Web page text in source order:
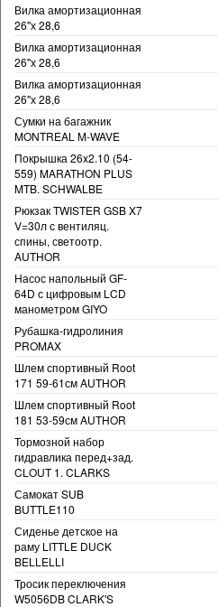
Вилка амортизационная
26"х 28,6
Вилка амортизационная
26"х 28,6
Вилка амортизационная
26"х 28,6
Сумки на багажник
MONTREAL M-WAVE
Покрышка 26x2.10 (54-
559) MARATHON PLUS
MTB. SCHWALBE
Рюкзак TWISTER GSB X7
V=30л с вентиляц.
спины, светоотр.
AUTHOR
Насос напольный GF-
64D с цифровым LCD
манометром GIYO
Рубашка-гидролиния
PROMAX
Шлем спортивный Root
171 59-61см AUTHOR
Шлем спортивный Root
181 53-59см AUTHOR
Тормозной набор
гидравлика перед+зад.
CLOUT 1. CLARKS
Самокат SUB
BUTTLE110
Сиденье детское на
раму LITTLE DUCK
BELLELLI
Тросик переключения
W5056DB CLARK'S